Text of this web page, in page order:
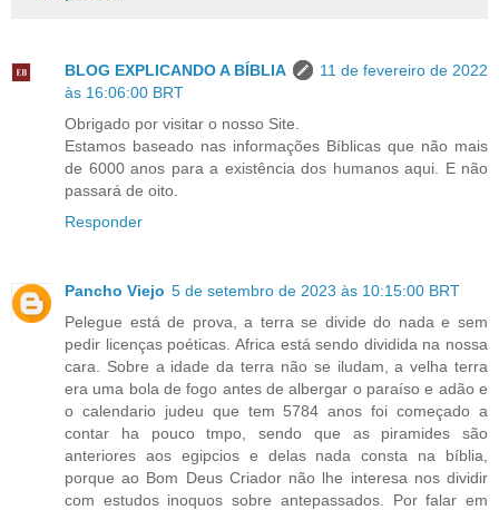
BLOG EXPLICANDO A BÍBLIA
11 de fevereiro de 2022
às 16:06:00 BRT
Obrigado por visitar o nosso Site.
Estamos baseado nas informações Bíblicas que não mais
de 6000 anos para a existência dos humanos aqui. E não
passará de oito.
Responder
Pancho Viejo 5 de setembro de 2023 às 10:15:00 BRT
Pelegue está de prova, a terra se divide do nada e sem
pedir licenças poéticas. Africa está sendo dividida na nossa
cara. Sobre a idade da terra não se iludam, a velha terra
era uma bola de fogo antes de albergar o paraíso e adão e
o calendario judeu que tem 5784 anos foi começado a
contar ha pouco tmpo, sendo que as piramides são
anteriores aos egipcios e delas nada consta na bíblia,
porque ao Bom Deus Criador não lhe interesa nos dividir
com estudos inoquos sobre antepassados. Por falar em